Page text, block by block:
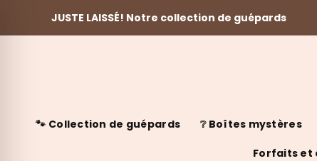
JUSTE LAISSÉ! Notre collection de guépards
🐾 Collection de guépards ❔ Boîtes mystères
Forfaits et